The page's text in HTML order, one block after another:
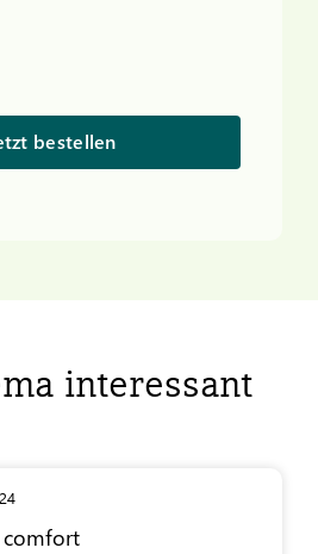
bestellen
interessant